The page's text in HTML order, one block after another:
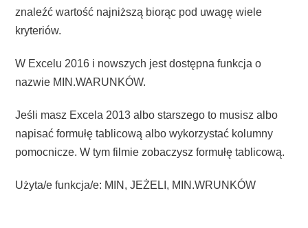
znaleźć wartość najniższą biorąc pod uwagę wiele
kryteriów.
W Excelu 2016 i nowszych jest dostępna funkcja o
nazwie MIN.WARUNKÓW.
Jeśli masz Excela 2013 albo starszego to musisz albo
napisać formułę tablicową albo wykorzystać kolumny
pomocnicze. W tym filmie zobaczysz formułę tablicową.
Użyta/e funkcja/e: MIN, JEŻELI, MIN.WRUNKÓW